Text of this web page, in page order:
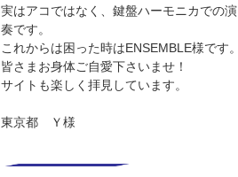
実はアコではなく、鍵盤ハーモニカでの演
奏です。
これからは困った時はENSEMBLE様です。
皆さまお身体ご自愛下さいませ！
サイトも楽しく拝見しています。
東京都 Ｙ様